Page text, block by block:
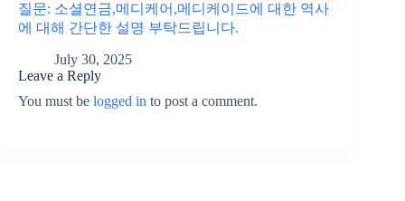
질문: 소셜연금,메디케어,메디케이드에 대한 역사
에 대해 간단한 설명 부탁드립니다.
July 30, 2025
Leave a Reply
You must be logged in to post a comment.